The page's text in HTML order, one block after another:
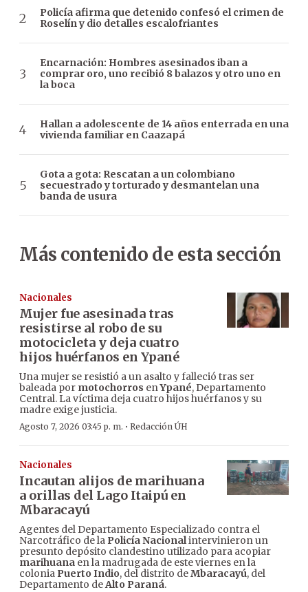
Policía afirma que detenido confesó el crimen de
Roselín y dio detalles escalofriantes
Encarnación: Hombres asesinados iban a
comprar oro, uno recibió 8 balazos y otro uno en
la boca
Hallan a adolescente de 14 años enterrada en una
vivienda familiar en Caazapá
Gota a gota: Rescatan a un colombiano
secuestrado y torturado y desmantelan una
banda de usura
Más contenido de esta sección
Nacionales
Mujer fue asesinada tras
resistirse al robo de su
motocicleta y deja cuatro
hijos huérfanos en Ypané
Una mujer se resistió a un asalto y falleció tras ser
baleada por motochorros enYpané, Departamento
Central. La víctima deja cuatro hijos huérfanos y su
madre exige justicia.
Agosto 7, 2026 03:45 p. m. · Redacción ÚH
Nacionales
Incautan alijos de marihuana
a orillas del Lago Itaipú en
Mbaracayú
Agentes del Departamento Especializado contra el
Narcotráfico de la Policía Nacionalintervinieron un
presunto depósito clandestino utilizado para acopiar
marihuana en la madrugada de este viernes en la
colonia Puerto Indio, del distrito deMbaracayú, del
Departamento deAlto Paraná.